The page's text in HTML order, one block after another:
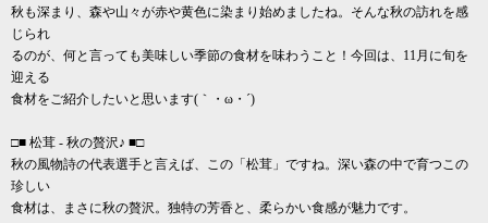
秋も深まり、森や山々が赤や黄色に染まり始めましたね。そんな秋の訪れを感
じられ
るのが、何と言っても美味しい季節の食材を味わうこと！今回は、11月に旬を
迎える
食材をご紹介したいと思います(｀・ω・´)ゞ
□■ 松茸 - 秋の贅沢♪ ■□
秋の風物詩の代表選手と言えば、この「松茸」ですね。深い森の中で育つこの
珍しい
食材は、まさに秋の贅沢。独特の芳香と、柔らかい食感が魅力です。